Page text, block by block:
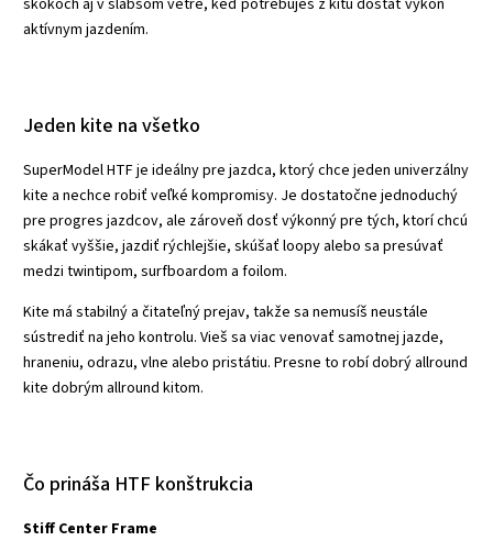
aktívnym jazdením.
Jeden kite na všetko
SuperModel HTF je ideálny pre jazdca, ktorý chce jeden univerzálny
kite a nechce robiť veľké kompromisy. Je dostatočne jednoduchý
pre progres jazdcov, ale zároveň dosť výkonný pre tých, ktorí chcú
skákať vyššie, jazdiť rýchlejšie, skúšať loopy alebo sa presúvať
medzi twintipom, surfboardom a foilom.
Kite má stabilný a čitateľný prejav, takže sa nemusíš neustále
sústrediť na jeho kontrolu. Vieš sa viac venovať samotnej jazde,
hraneniu, odrazu, vlne alebo pristátiu. Presne to robí dobrý allround
kite dobrým allround kitom.
Čo prináša HTF konštrukcia
Stiff Center Frame